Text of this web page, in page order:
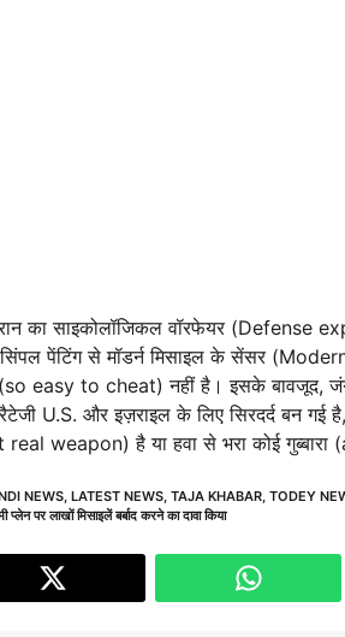
का साइकोलॉजिकल वॉरफेयर
सिंपल पेंटिंग से मॉडर्न मिसाइल के सेंसर
easy to cheat) नहीं है। इसके बावजूद,
U.S. और इज़राइल के लिए सिरदर्द बन
real weapon) है या हवा से भरा कोई
NEWS, LATEST NEWS, TAJA KHABAR, TODEY
पर लाखों मिसाइलें बर्बाद करने का दावा किया